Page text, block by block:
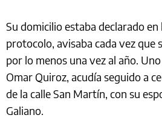
Su domicilio estaba declarado
protocolo, avisaba cada vez que
por lo menos una vez al año.
Omar Quiroz, acudía seguido a
de la calle San Martín, con su
Galiano.